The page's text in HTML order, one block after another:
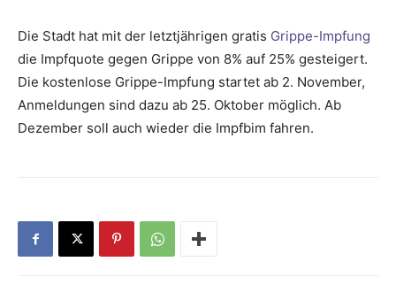
Die Stadt hat mit der letztjährigen gratis Grippe-Impfung
die Impfquote gegen Grippe von 8% auf 25% gesteigert.
Die kostenlose Grippe-Impfung startet ab 2. November,
Anmeldungen sind dazu ab 25. Oktober möglich. Ab
Dezember soll auch wieder die Impfbim fahren.